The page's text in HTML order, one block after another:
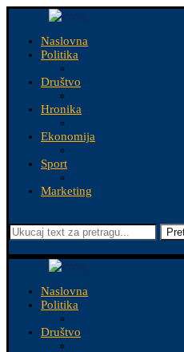
Naslovna
Politika
Društvo
Hronika
Ekonomija
Sport
Marketing
Naslovna
Politika
Društvo